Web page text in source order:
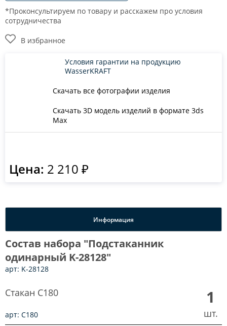
*Проконсультируем по товару и расскажем про условия
сотрудничества
В избранное
Скачать все фотографии изделия
Скачать 3D модель изделий в формате 3ds
Max
Условия гарантии на продукцию
WasserKRAFT
Цена: 2 210 ₽
Информация
Состав набора "Подстаканник
одинарный K-28128"
арт: K-28128
Стакан C180
арт: C180
1
шт.